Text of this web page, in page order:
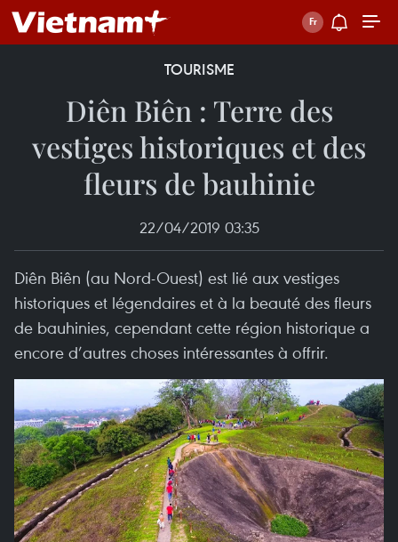
TOURISME
Diên Biên : Terre des
vestiges historiques et des
fleurs de bauhinie
22/04/2019 03:35
Diên Biên (au Nord-Ouest) est lié aux vestiges
historiques et légendaires et à la beauté des fleurs
de bauhinies, cependant cette région historique a
encore d’autres choses intéressantes à offrir.